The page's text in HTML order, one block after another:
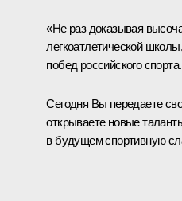
«Не раз доказывая
легкоатлетической
побед российского спорта.
Сегодня Вы передаете
открываете новые
в будущем спортивную